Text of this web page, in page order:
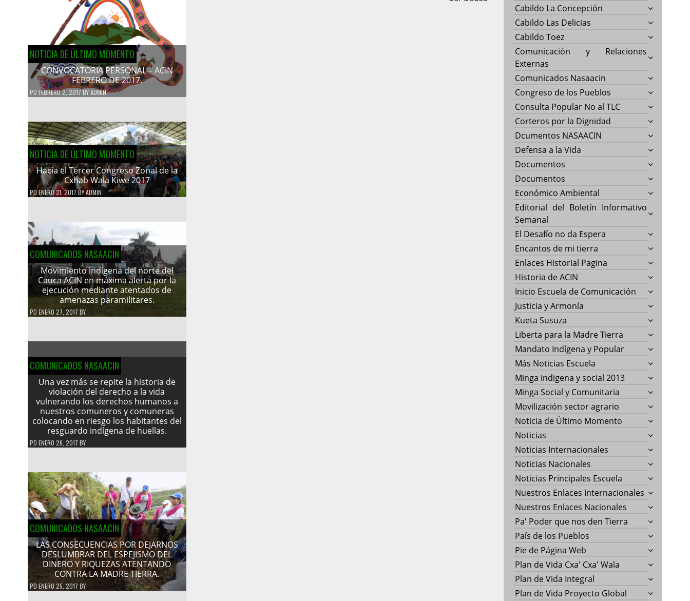
NOTICIA DE ÚLTIMO MOMENTO
CONVOCATORIA PERSONAL – ACIN
FEBRERO DE 2017.
PD FEBRERO 2, 2017BYADMIN
NOTICIA DE ÚLTIMO MOMENTO
Hacía el Tercer Congreso Zonal de la
Cxhab Wala Kiwe 2017
PDENERO 31, 2017BYADMIN
COMUNICADOS NASAACIN
Movimiento indígena del norte del
Cauca ACIN en máxima alerta por la
ejecución mediante atentados de
amenazas paramilitares.
PD ENERO 27, 2017 BY
COMUNICADOS NASAACIN
Una vez más se repite la historia de
violación del derecho a la vida
vulnerando los derechos humanos a
nuestros comuneros y comuneras
colocando en riesgo los habitantes del
resguardo indígena de huellas.
PD ENERO 26, 2017 BY
COMUNICADOS NASAACIN
LAS CONSECUENCIAS POR DEJARNOS
DESLUMBRAR DEL ESPEJISMO DEL
DINERO Y RIQUEZAS ATENTANDO
CONTRA LA MADRE TIERRA.
PDENERO 25, 2017 BY
Cabildo La Concepción
Cabildo Las Delicias
Cabildo Toez
Comunicación y Relaciones
Externas
Comunicados Nasaacin
Congreso de los Pueblos
Consulta Popular No al TLC
Corteros por la Dignidad
Dcumentos NASAACIN
Defensa a la Vida
Documentos
Documentos
Económico Ambiental
Editorial del Boletín Informativo
Semanal
El Desafío no da Espera
Encantos de mi tierra
Enlaces Historial Pagina
Historia de ACIN
Inicio Escuela de Comunicación
Justicia y Armonía
Kueta Susuza
Liberta para la Madre Tierra
Mandato Indígena y Popular
Más Noticias Escuela
Minga indigena y social 2013
Minga Social y Comunitaria
Movilización sector agrario
Noticia de Último Momento
Noticias
Noticias Internacionales
Noticias Nacionales
Noticias Principales Escuela
Nuestros Enlaces Internacionales
Nuestros Enlaces Nacionales
Pa' Poder que nos den Tierra
País de los Pueblos
Pie de Página Web
Plan de Vida Cxa' Cxa' Wala
Plan de Vida Integral
Plan de Vida Proyecto Global